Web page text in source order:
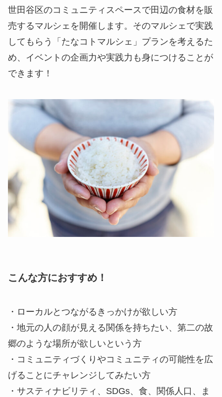
世田谷区のコミュニティスペースで田辺の食材を販
売するマルシェを開催します。そのマルシェで実践
してもらう「たなコトマルシェ」プランを考えるた
め、イベントの企画力や実践力も身につけることが
できます！
こんな方におすすめ！
・ローカルとつながるきっかけが欲しい方
・地元の人の顔が見える関係を持ちたい、第二の故
郷のような場所が欲しいという方
・コミュニティづくりやコミュニティの可能性を広
げることにチャレンジしてみたい方
・サスティナビリティ、SDGs、食、関係人口、ま